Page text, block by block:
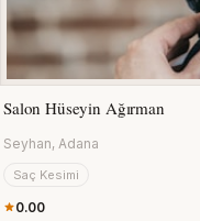
Salon Hüseyin Ağırman
Seyhan, Adana
Saç Kesimi
0.00